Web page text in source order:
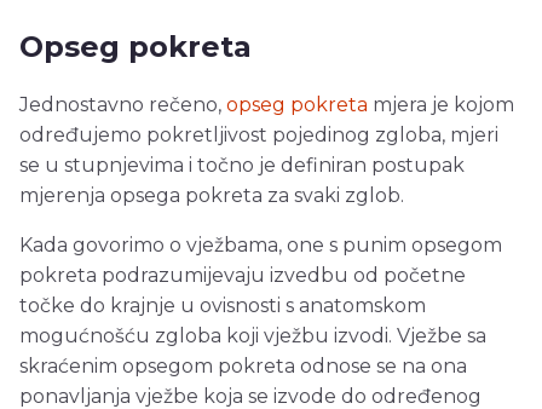
Opseg pokreta
Jednostavno rečeno, opseg pokreta mjera je kojom
određujemo pokretljivost pojedinog zgloba, mjeri
se u stupnjevima i točno je definiran postupak
mjerenja opsega pokreta za svaki zglob.
Kada govorimo o vježbama, one s punim opsegom
pokreta podrazumijevaju izvedbu od početne
točke do krajnje u ovisnosti s anatomskom
mogućnošću zgloba koji vježbu izvodi. Vježbe sa
skraćenim opsegom pokreta odnose se na ona
ponavljanja vježbe koja se izvode do određenog